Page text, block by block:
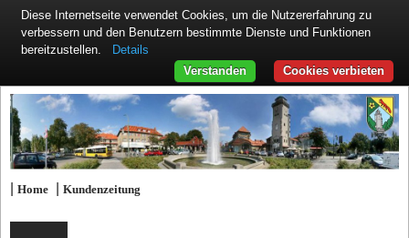
|Home |Kundenzeitung
Diese Internetseite verwendet Cookies, um die Nutzererfahrung zu
verbessern und den Benutzern bestimmte Dienste und Funktionen
bereitzustellen.
Details
Cookies verbieten
Verstanden